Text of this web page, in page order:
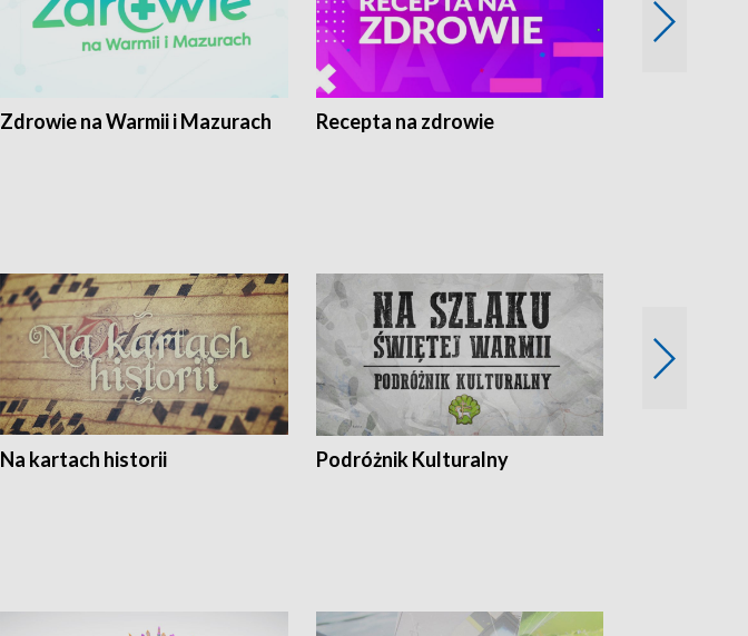
Zdrowie na Warmii i Mazurach Recepta na zdrowie
Na kartach historii Podróżnik Kulturalny